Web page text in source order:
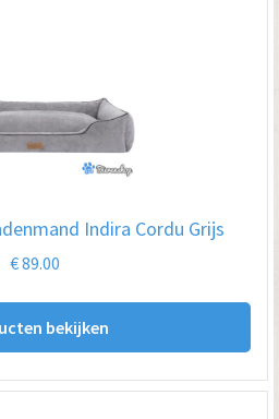
Indira Cordu Grijs
€89.00
bekijken